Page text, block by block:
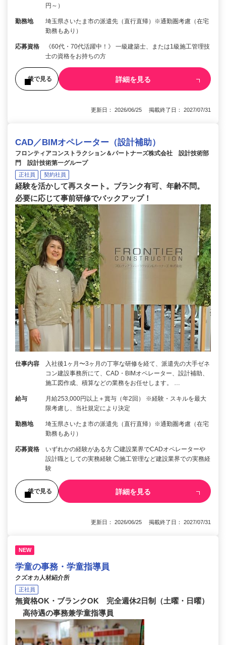
円～）
勤務地
埼玉県さいたま市の派遣先（直行直帰）※通勤圏考慮（在宅
勤務もあり）
応募資格
《60代・70代活躍中！》 一級建築士、または1級施工管理技
士の資格をお持ちの方
後で見る 詳細を見る
更新日： 2026/06/25 掲載終了日： 2027/07/31
CAD／BIMオペレーター（設計補助）
フロンティアコンストラクション＆パートナーズ株式会社 設計技術部
門 設計技術第一グループ
正社員 契約社員
経験を活かして再スタート。ブランク有可、年齢不問。
必要に応じて事前研修でバックアップ！
仕事内容
入社後1ヶ月〜3ヶ月の丁寧な研修を経て、派遣先の大手ゼネ
コン建設事務所にて、CAD・BIMオペレーター、設計補助、
施工図作成、積算などの業務をお任せします。 …
給与
月給253,000円以上＋賞与（年2回） ※経験・スキルを最大
限考慮し、当社規定により決定
勤務地
埼玉県さいたま市の派遣先（直行直帰）※通勤圏考慮（在宅
勤務もあり）
応募資格
いずれかの経験がある方 ◯建設業界でCADオペレーターや
設計職としての実務経験 ◯施工管理など建設業界での実務経
験
後で見る 詳細を見る
更新日： 2026/06/25 掲載終了日： 2027/07/31
NEW
学童の事務・学童指導員
クズオカ人材紹介所
正社員
無資格OK・ブランクOK 完全週休2日制（土曜・日曜）
高待遇の事務兼学童指導員